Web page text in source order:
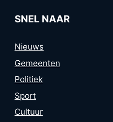
SNEL NAAR
Nieuws
Gemeenten
Politiek
Sport
Cultuur